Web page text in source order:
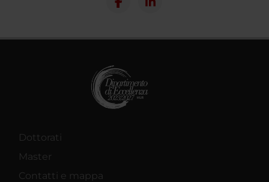
Dottorati
Master
Contatti e mappa